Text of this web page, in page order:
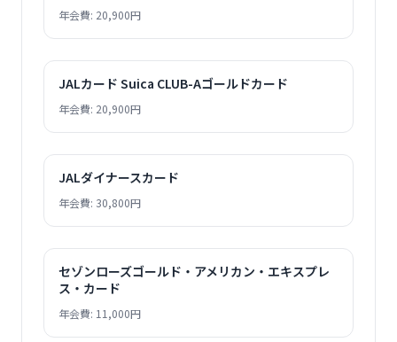
年会費: 20,900円
JALカード Suica CLUB-Aゴールドカード
年会費: 20,900円
JALダイナースカード
年会費: 30,800円
セゾンローズゴールド・アメリカン・エキスプレ
ス・カード
年会費: 11,000円